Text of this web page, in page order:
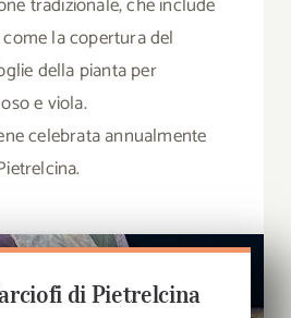
la copertura del
della pianta per
e viola.
celebrata annualmente
di Pietrelcina